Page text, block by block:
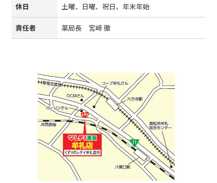
休日 土曜、日曜、祝日、年末年始
責任者 薬局長 宮﨑 徹